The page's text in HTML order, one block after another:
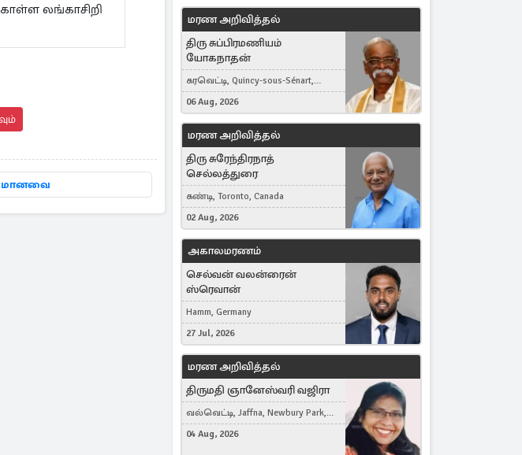
லங்காசிறி
மரண அறிவித்தல்
திரு சுப்பிரமணியம்
யோகநாதன்
கரவெட்டி, Quincy-sous-Sénart,
France
06 Aug, 2026
மரண அறிவித்தல்
திரு சுரேந்திரநாத்
செல்லத்துரை
கண்டி, Toronto, Canada
02 Aug, 2026
அகாலமரணம்
செல்வன் வலன்ரைன்
ஸ்ரெவான்
Hamm, Germany
27 Jul, 2026
மரண அறிவித்தல்
திருமதி ஞானேஸ்வரி வஜிரா
வல்வெட்டி, Jaffna, Newbury Park,
United Kingdom
04 Aug, 2026